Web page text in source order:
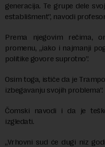
generacija. Te grupe dele
establišment”, navodi
Prema njegovim rečima,
promenu, „iako i najmanji
politike govore suprotno”.
Osim toga, ističe da je
izbegavanju svojih problema”.
Čomski navodi i da je
izgledati.
„Vrhovni sud će dugi niz